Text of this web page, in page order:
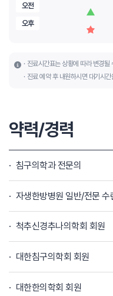
오전
오후
진료시간표는 상황에 따라 변경될
진료 예약 후 내원하시면 대기시
약력/경력
침구의학과 전문의
자생한방병원 일반/전문 수
척추신경추나의학회 회원
대한침구의학회 회원
대한한의학회 회원